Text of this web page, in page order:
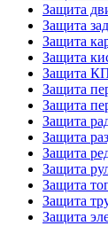
Защита
Защита
Защита
Защита
Защита
Защита
Защита
Защита
Защита
Защита
Защита
Защита
Защита
Защита